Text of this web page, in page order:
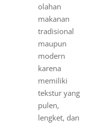
olahan
makanan
tradisional
maupun
modern
karena
memiliki
tekstur yang
pulen,
lengket, dan